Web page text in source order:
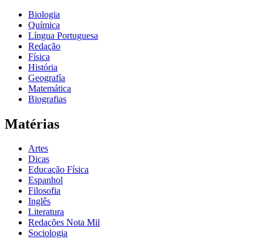
Biologia
Química
Língua Portuguesa
Redação
Física
História
Geografía
Matemática
Biografias
Matérias
Artes
Dicas
Educação Física
Espanhol
Filosofia
Inglês
Literatura
Redações Nota Mil
Sociologia